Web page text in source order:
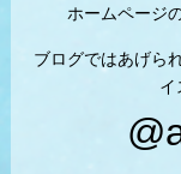
ホームページ
ブログではあげら
イ